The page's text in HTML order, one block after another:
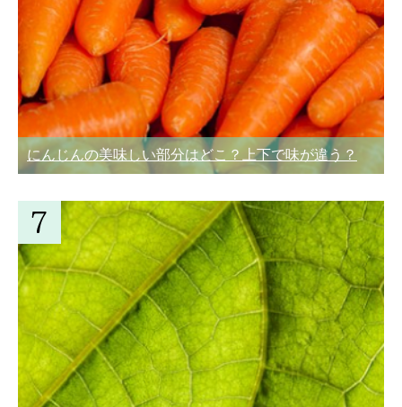
にんじんの美味しい部分はどこ？上下で味が違う？